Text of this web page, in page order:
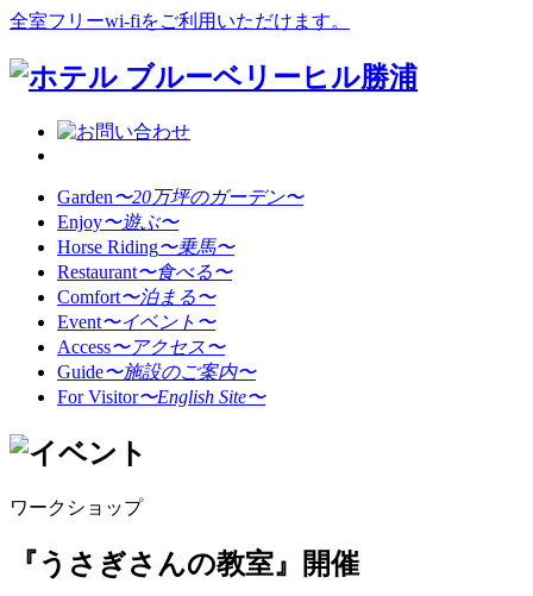
全室フリーwi-fiをご利用いただけます。
Garden〜20万坪のガーデン〜
Enjoy〜遊ぶ〜
Horse Riding〜乗馬〜
Restaurant〜食べる〜
Comfort〜泊まる〜
Event〜イベント〜
Access〜アクセス〜
Guide〜施設のご案内〜
For Visitor〜English Site〜
ワークショップ
『うさぎさんの教室』開催